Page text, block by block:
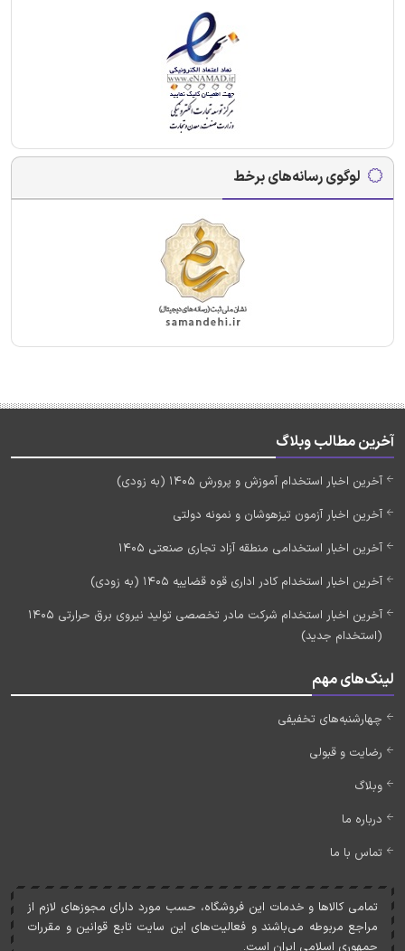
لوگوی رسانه‌های برخط
آخرین مطالب وبلاگ
آخرین اخبار استخدام آموزش و پرورش 1405 (به زودی)
آخرین اخبار آزمون تیزهوشان و نمونه دولتی
آخرین اخبار استخدامی منطقه آزاد تجاری صنعتی 1405
آخرین اخبار استخدام کادر اداری قوه قضاییه 1405 (به زودی)
آخرین اخبار استخدام شرکت مادر تخصصی تولید نیروی برق حرارتی 1405
(استخدام جدید)
لینک‌های مهم
چهارشنبه‌های تخفیفی
رضایت و قبولی
وبلاگ
درباره ما
تماس با ما
تمامی کالاها و خدمات اين فروشگاه، حسب مورد دارای مجوزهای لازم از
مراجع مربوطه می‌باشند و فعاليت‌های اين سايت تابع قوانين و مقررات